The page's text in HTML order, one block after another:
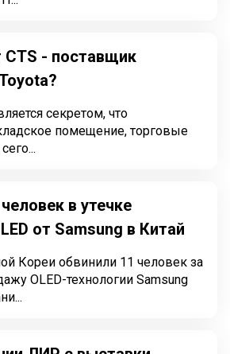
CTS - поставщик
секретом, что
помещение, торговые
в утечке
от Samsung в Китай
Кореи обвинили 11 человек за
OLED-технологии Samsung